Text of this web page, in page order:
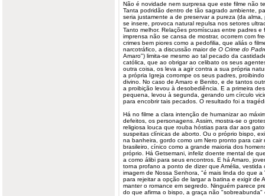
Não é novidade nem surpresa que este filme não
Tanta podridão dentro de tão sagrado ambiente,
seria justamente a de preservar a pureza (da
se insere, provoca natural repulsa nos setores
Tanto melhor. Relações promíscuas entre padres
imprensa não se cansa de mostrar, ocorrem com
crimes bem piores como a pedofilia, que aliás o
narcotráfico, a discussão maior de O Crime do
Amaro") limita-se mesmo ao tal pecado da
católica, que ao obrigar ao celibato os seus
outra coisa, os leva a agir contra a sua própria
a própria Igreja corrompe os seus padres,
divino. No caso de Amaro e Benito, e de tantos
a proibição levou à desobediência. E a primeira
pequena, levou à segunda, gerando um círculo
para encobrir tais pecados. O resultado foi a
Há no filme a clara intenção de humanizar ao
defeitos, os personagens. Assim, mostra-se o
religiosa louca que rouba hóstias para dar aos
suspeitas clínicas de aborto. Ou o próprio bispo,
na banheira, gordo como um Nero pronto para
brasileiro, cínico como a grande maioria dos
próprio. Há Getsemani, infeliz doente mental de
a como álibi para seus encontros. E há Amaro,
torna profano a ponto de dizer que Amélia, vestida
imagem de Nossa Senhora, "é mais linda do que
para rejeitar a opção de largar a batina e exigir de
manter o romance em segredo. Ninguém parece
do que afirma o bispo, a graça não